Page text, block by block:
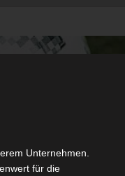
Unternehmen.
für die